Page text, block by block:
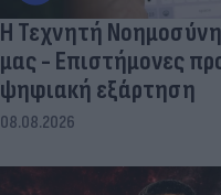
Η Τεχνητή
μας - Eπιστήμονες
ψηφιακή εξάρτηση
08.08.2026